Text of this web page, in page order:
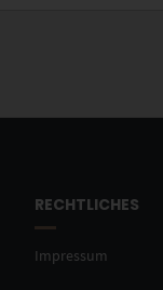
RECHTLICHES
Impressum